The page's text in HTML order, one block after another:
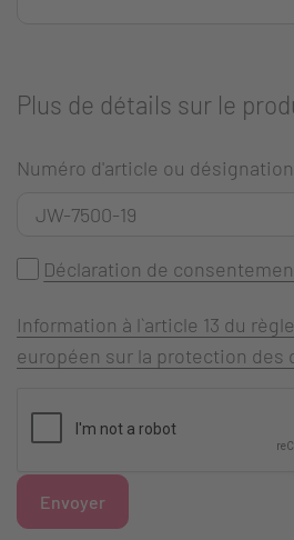
Plus de détails sur le
Numéro d'article ou
Déclaration de
Information à l`article 13 du
européen sur la protection des
Envoyer